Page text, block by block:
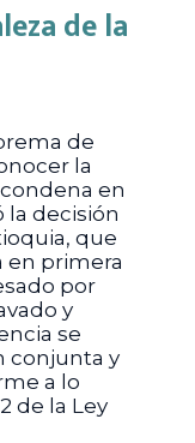
de la
de
la
en
la decisión
que
en primera
por
y
se
conjunta y
a lo
de la Ley